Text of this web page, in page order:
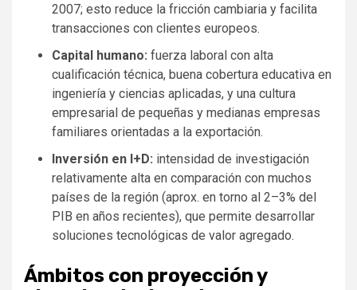
2007; esto reduce la fricción cambiaria y facilita
transacciones con clientes europeos.
Capital humano: fuerza laboral con alta
cualificación técnica, buena cobertura educativa en
ingeniería y ciencias aplicadas, y una cultura
empresarial de pequeñas y medianas empresas
familiares orientadas a la exportación.
Inversión en I+D: intensidad de investigación
relativamente alta en comparación con muchos
países de la región (aprox. en torno al 2–3% del
PIB en años recientes), que permite desarrollar
soluciones tecnológicas de valor agregado.
Ámbitos con proyección y